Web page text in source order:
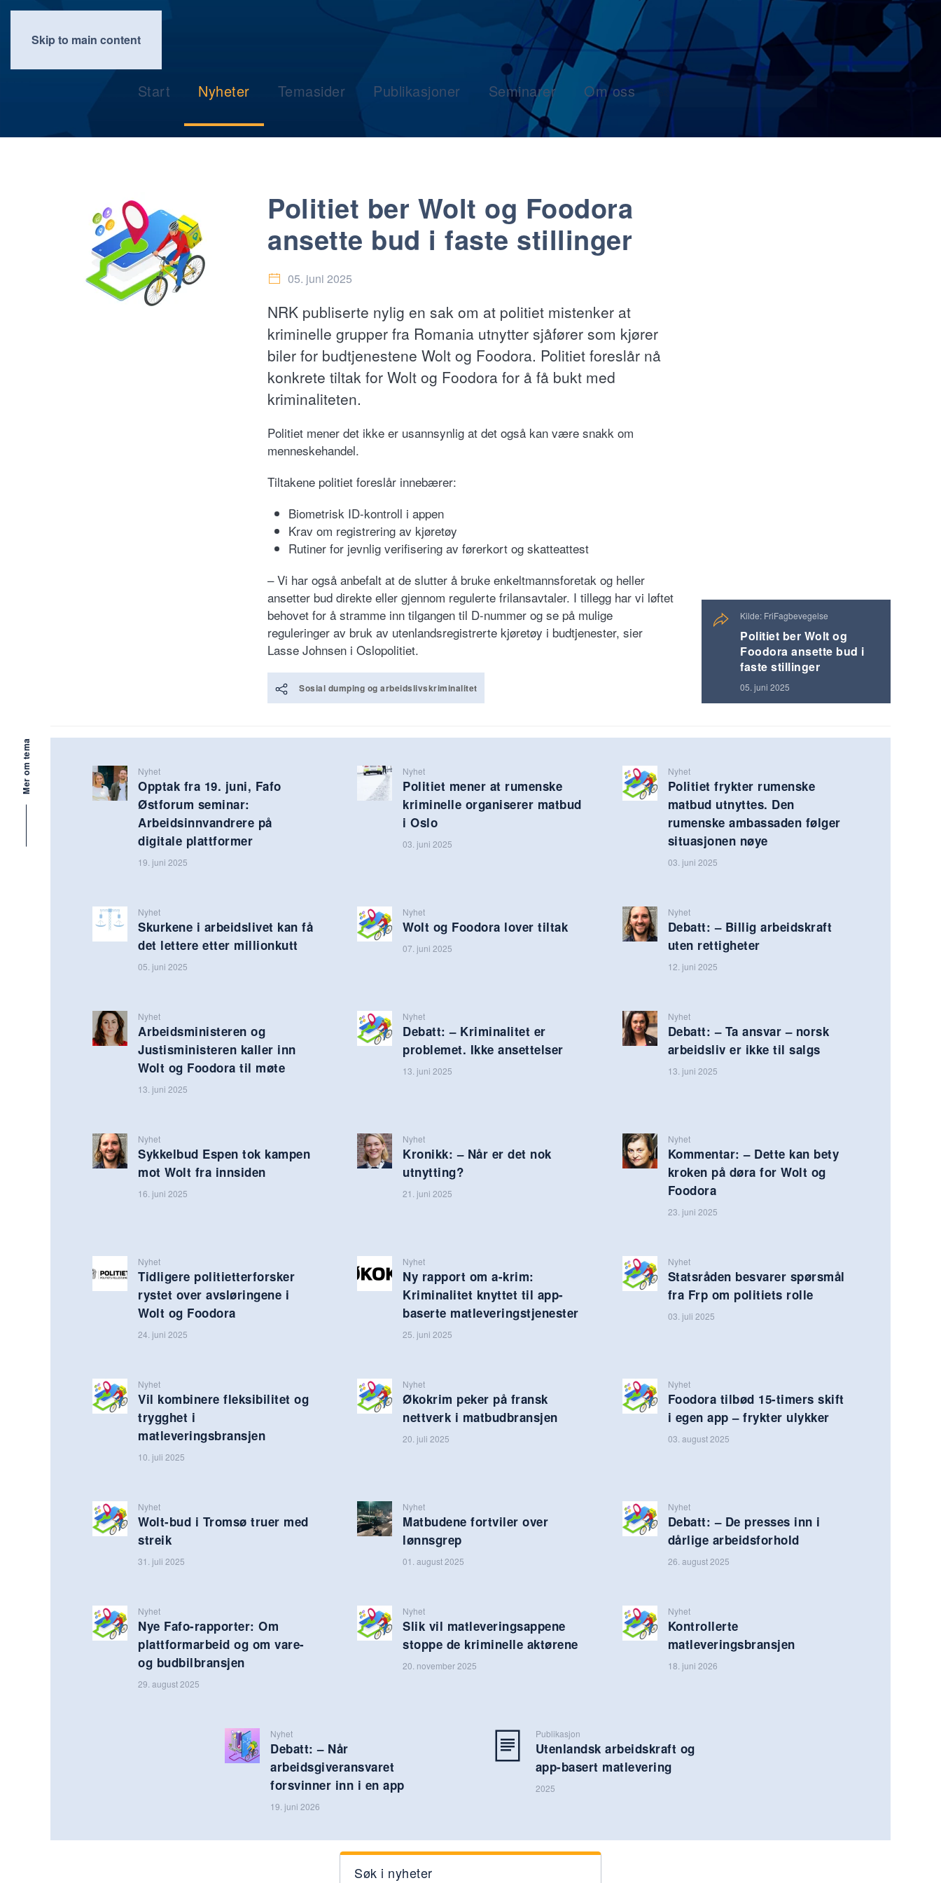
Skip to main content
Start Nyheter Temasider Publikasjoner Seminarer Om oss
Politiet ber Wolt og Foodora
ansette bud i faste stillinger
05. juni 2025
NRK publiserte nylig en sak om at politiet mistenker at
kriminelle grupper fra Romania utnytter sjåfører som kjører
biler for budtjenestene Wolt og Foodora. Politiet foreslår nå
konkrete tiltak for Wolt og Foodora for å få bukt med
kriminaliteten.
Politiet mener det ikke er usannsynlig at det også kan være snakk om
menneskehandel.
Tiltakene politiet foreslår innebærer:
Biometrisk ID-kontroll i appen
Krav om registrering av kjøretøy
Rutiner for jevnlig verifisering av førerkort og skatteattest
– Vi har også anbefalt at de slutter å bruke enkeltmannsforetak og heller
ansetter bud direkte eller gjennom regulerte frilansavtaler. I tillegg har vi løftet
behovet for å stramme inn tilgangen til D-nummer og se på mulige
reguleringer av bruk av utenlandsregistrerte kjøretøy i budtjenester, sier
Lasse Johnsen i Oslopolitiet.
Sosial dumping og arbeidslivskriminalitet
Kilde: FriFagbevegelse
Politiet ber Wolt og
Foodora ansette bud i
faste stillinger
05. juni 2025
Nyhet
Opptak fra 19. juni, Fafo
Østforum seminar:
Arbeidsinnvandrere på
digitale plattformer
19. juni 2025
Nyhet
Politiet mener at rumenske
kriminelle organiserer matbud
i Oslo
03. juni 2025
Nyhet
Politiet frykter rumenske
matbud utnyttes. Den
rumenske ambassaden følger
situasjonen nøye
03. juni 2025
Nyhet
Skurkene i arbeidslivet kan få
det lettere etter millionkutt
05. juni 2025
Nyhet
Wolt og Foodora lover tiltak
07. juni 2025
Nyhet
Debatt: – Billig arbeidskraft
uten rettigheter
12. juni 2025
Nyhet
Arbeidsministeren og
Justisministeren kaller inn
Wolt og Foodora til møte
13. juni 2025
Nyhet
Debatt: – Kriminalitet er
problemet. Ikke ansettelser
13. juni 2025
Nyhet
Debatt: – Ta ansvar – norsk
arbeidsliv er ikke til salgs
13. juni 2025
Nyhet
Sykkelbud Espen tok kampen
mot Wolt fra innsiden
16. juni 2025
Nyhet
Kronikk: – Når er det nok
utnytting?
21. juni 2025
Nyhet
Kommentar: – Dette kan bety
kroken på døra for Wolt og
Foodora
23. juni 2025
Nyhet
Tidligere politietterforsker
rystet over avsløringene i
Wolt og Foodora
24. juni 2025
Nyhet
Ny rapport om a-krim:
Kriminalitet knyttet til app-
baserte matleveringstjenester
25. juni 2025
Nyhet
Statsråden besvarer spørsmål
fra Frp om politiets rolle
03. juli 2025
Nyhet
Vil kombinere fleksibilitet og
trygghet i
matleveringsbransjen
10. juli 2025
Nyhet
Økokrim peker på fransk
nettverk i matbudbransjen
20. juli 2025
Nyhet
Foodora tilbød 15-timers skift
i egen app – frykter ulykker
03. august 2025
Nyhet
Wolt-bud i Tromsø truer med
streik
31. juli 2025
Nyhet
Matbudene fortviler over
lønnsgrep
01. august 2025
Nyhet
Debatt: – De presses inn i
dårlige arbeidsforhold
26. august 2025
Nyhet
Nye Fafo-rapporter: Om
plattformarbeid og om vare-
og budbilbransjen
29. august 2025
Nyhet
Slik vil matleverings­appene
stoppe de kriminelle aktørene
20. november 2025
Nyhet
Kontrollerte
matleveringsbransjen
18. juni 2026
Nyhet
Debatt: – Når
arbeidsgiveransvaret
forsvinner inn i en app
19. juni 2026
Publikasjon
Utenlandsk arbeidskraft og
app-basert matlevering
2025
Mer om tema
Søk i nyheter